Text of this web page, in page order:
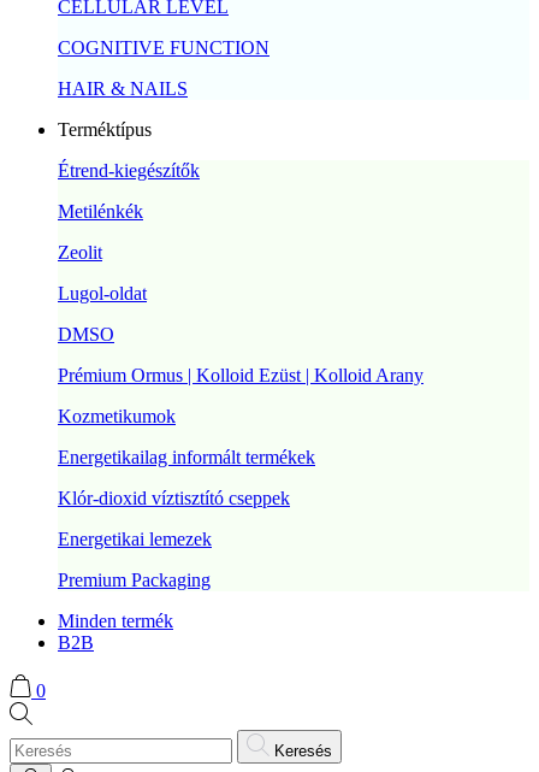
CELLULAR LEVEL
COGNITIVE FUNCTION
HAIR & NAILS
Terméktípus
Étrend-kiegészítők
Metilénkék
Zeolit
Lugol-oldat
DMSO
Prémium Ormus | Kolloid Ezüst | Kolloid Arany
Kozmetikumok
Energetikailag informált termékek
Klór-dioxid víztisztító cseppek
Energetikai lemezek
Premium Packaging
Minden termék
B2B
0
Keresés